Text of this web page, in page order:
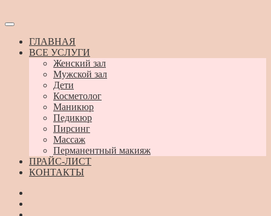
ГЛАВНАЯ
ВСЕ УСЛУГИ
Женский зал
Мужской зал
Дети
Косметолог
Маникюр
Педикюр
Пирсинг
Массаж
Перманентный макияж
ПРАЙС-ЛИСТ
КОНТАКТЫ